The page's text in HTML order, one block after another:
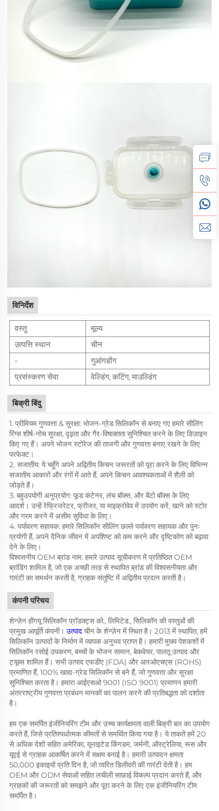
विनिर्देश
वस्तु
मूल्य
उत्पत्ति स्थान
चीन
-
गुआंगडोंग
प्रसंस्करण सेवा
वेल्डिंग, कटिंग, माउल्डिंग
बिक्री बिंदु
1. प्रीमियम गुणवत्ता & सुरक्षा: भोजन-ग्रेड सिलिकॉन से बनाए गए हमारे सीलिंग
रिंग्स शीर्ष-नोच सुरक्षा, दृढ़ता और गैर-विषाक्तता सुनिश्चित करने के लिए डिज़ाइन
किए गए हैं। अपने भोजन स्टोरेज की ताजगी और गुणवत्ता बनाए रखने के लिए
परफेक्ट।
2. सजातीय: ये चहूँगे अपने अद्वितीय किचन जरूरतों को पूरा करने के लिए विभिन्न
सजातीय आकारों और रंगों में आते हैं, अपने किचन आवश्यकताओं में शैली को
जोड़ते हैं।
3. बहुउपयोगी अनुप्रयोग: फूड कंटेनर, लंच बॉक्स, और बेंटो बॉक्स के लिए
आदर्श। उन्हें रेफ्रिजरेटर, फ्रीजर, या माइक्रोवेव में उपयोग करें, खाने को स्टोर
और गरम करने में असीम सुविधा के लिए।
4. पर्यावरण सहायक: हमारे सिलिकॉन सीलिंग छल्ले पर्यावरण सहायक और पुनः
प्रयोगी हैं, अपने दैनिक जीवन में अपशिष्ट को कम करने और दृष्टिकोण को बढ़ावा
देने के लिए।
विश्वसनीय OEM ब्रांड नाम: हमारे उत्पाद सूचीकरण में प्रतिष्ठित OEM
ब्रांडिंग शामिल है, जो एक अच्छी तरह से स्थापित ब्रांड की विश्वसनीयता और
गारंटी का समर्थन करती है, ग्राहक संतुष्टि में अद्वितीय प्रदान करती है।
कंपनी परिचय
शेन्ज़ेन होंगयू सिलिकॉन प्रॉडक्ट्स को., लिमिटेड., सिलिकॉन की वस्तुओं की
प्रमुख आपूर्ति कंपनी।उत्पाद चीन के शेन्ज़ेन में स्थित है। 2013 में स्थापित, हमें
सिलिकॉन उत्पादों के निर्माण में व्यापक अनुभव प्राप्त है। हमारी मुख्य पेशकशों में
सिलिकॉन रसोई उपकरण, बच्चों के भोजन सामान, बेकवेयर, पालतू उत्पाद और
ट्यूब्स शामिल हैं। सभी उत्पाद एफडीए (FDA) और आरओएचएस (ROHS)
प्रमाणित हैं, 100% खाद्य-ग्रेड सिलिकॉन से बने हैं, जो गुणवत्ता और सुरक्षा
सुनिश्चित करता है। हमारा आईएसओ 9001 (ISO 9001) प्रमाणन हमारी
अंतरराष्ट्रीय गुणवत्ता प्रबंधन मानकों का पालन करने की प्रतिबद्धता को दर्शाता
है।
हम एक समर्पित इंजीनियरिंग टीम और उच्च कार्यक्षमता वाली बिक्री बल का उपयोग
करते हैं, जिसे प्रतिस्पर्धात्मक कीमतों से समर्थित किया गया है। ये ताकतें हमें 20
से अधिक देशों सहित अमेरिका, यूनाइटेड किंगडम, जर्मनी, ऑस्ट्रेलिया, रूस और
यूएई से ग्राहक आकर्षित करने में सक्षम बनाई है। हमारी उत्पादन क्षमता
50,000 इकाइयों प्रति दिन है, जो त्वरित डिलीवरी की गारंटी देती है। हम
OEM और ODM सेवाओं सहित लचीली साफ़ाई विकल्प प्रदान करते हैं, और
ग्राहकों की जरूरतों को समझने और पूरा करने के लिए एक इंजीनियरिंग टीम
समर्पित है।